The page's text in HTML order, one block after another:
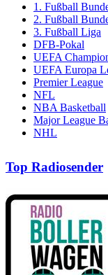
1. Fußball
2. Fußball
3. Fußball Liga
DFB-Pokal
UEFA
UEFA Europa
Premier League
NFL
NBA Basketball
Major League
NHL
Top Radiosender